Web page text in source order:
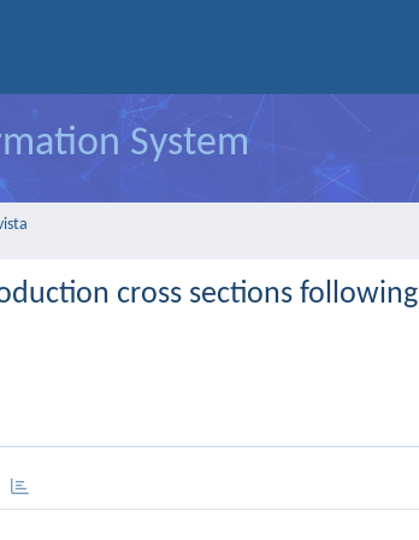
System
cross sections following